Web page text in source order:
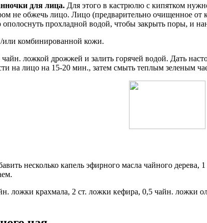
для лица. Для этого в кастрюлю с кипятком
не обжечь лицо. Лицо (предварительно очищенное
прохладной водой, чтобы закрыть поры, и
комбинированной кожи.
ложкой дрожжей и залить горячей водой. Дать
на лицо на 15-20 мин., затем смыть теплым зеленым
несколько капель эфирного масла чайного
ложки крахмала, 2 ст. ложки кефира, 0,5 чайн. ложки